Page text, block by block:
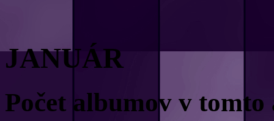
JANUÁR
Počet albumov v